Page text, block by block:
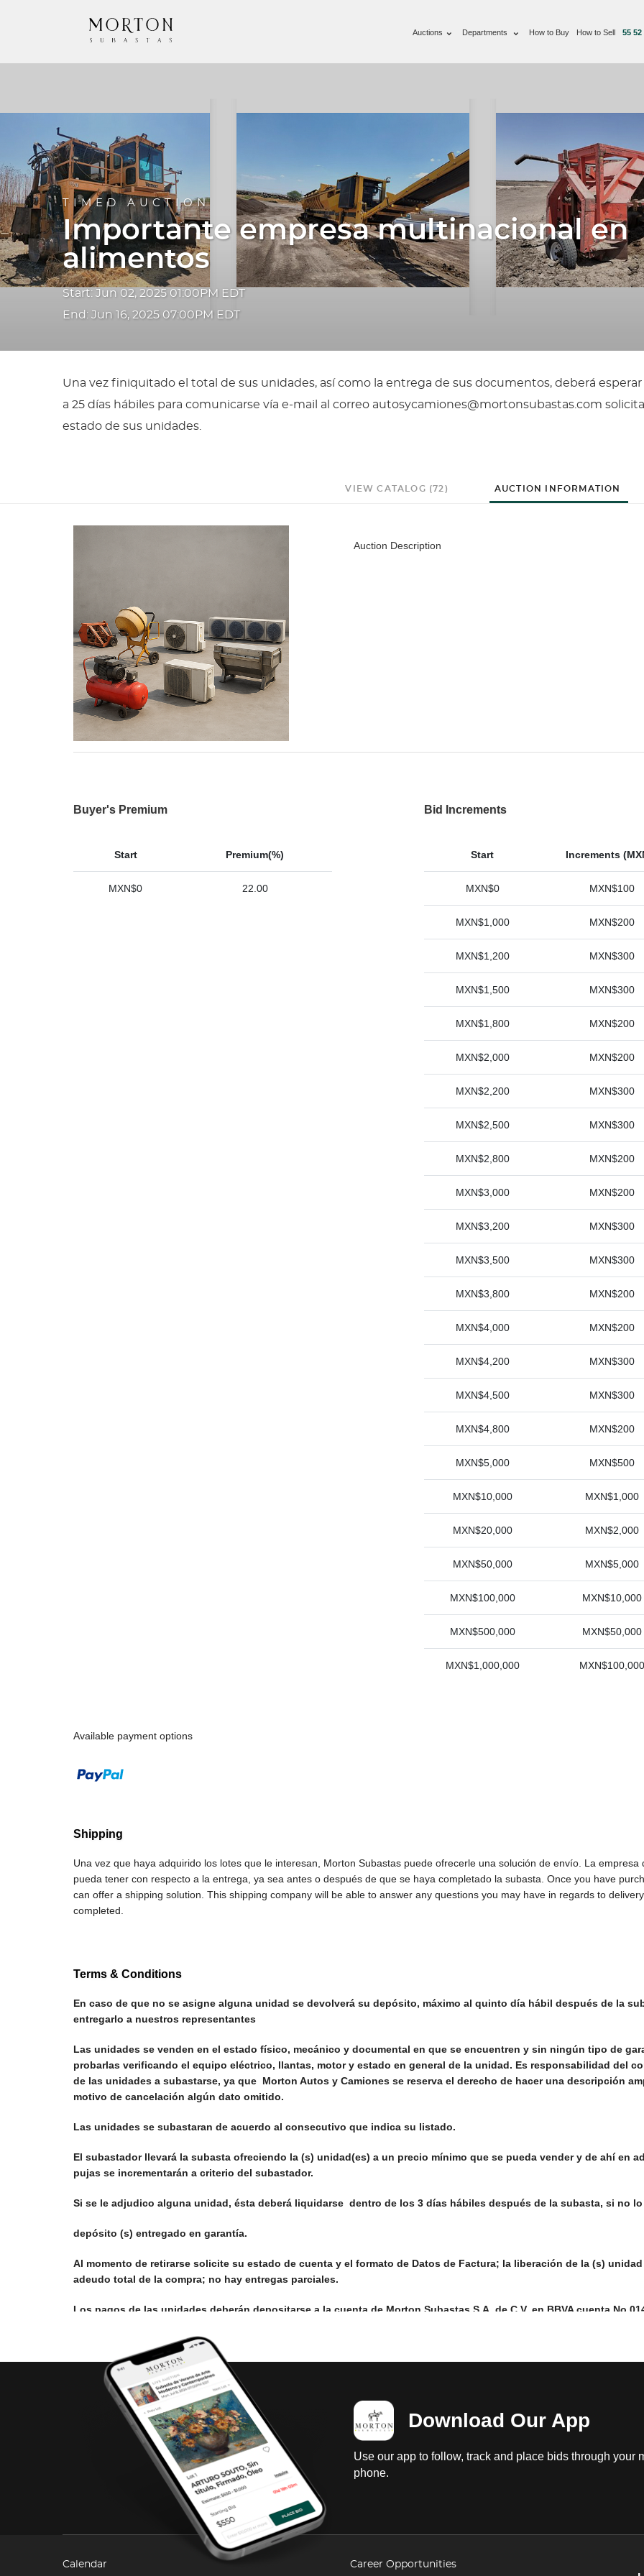
Auctions Departments How to Buy How to Sell 55 52
TIMED AUCTION
Importante empresa multinacional en
alimentos
Start: Jun 02, 2025 01:00PM EDT
End: Jun 16, 2025 07:00PM EDT
Una vez finiquitado el total de sus unidades, así como la entrega de sus documentos, deberá esperar
a 25 días hábiles para comunicarse vía e-mail al correo autosycamiones@mortonsubastas.com
estado de sus unidades.
VIEW CATALOG (72) AUCTION INFORMATION
Auction Description
Buyer's Premium
Start Premium(%)
MXN$0 22.00
Bid Increments
Start Increments
MXN$0 MXN$100
MXN$1,000 MXN$200
MXN$1,200 MXN$300
MXN$1,500 MXN$300
MXN$1,800 MXN$200
MXN$2,000 MXN$200
MXN$2,200 MXN$300
MXN$2,500 MXN$300
MXN$2,800 MXN$200
MXN$3,000 MXN$200
MXN$3,200 MXN$300
MXN$3,500 MXN$300
MXN$3,800 MXN$200
MXN$4,000 MXN$200
MXN$4,200 MXN$300
MXN$4,500 MXN$300
MXN$4,800 MXN$200
MXN$5,000 MXN$500
MXN$10,000 MXN$1,000
MXN$20,000 MXN$2,000
MXN$50,000 MXN$5,000
MXN$100,000 MXN$10,000
MXN$500,000 MXN$50,000
MXN$1,000,000 MXN$100,000
Available payment options
Shipping
Una vez que haya adquirido los lotes que le interesan, Morton Subastas puede ofrecerle una solución de envío. La
pueda tener con respecto a la entrega, ya sea antes o después de que se haya completado la subasta. Once you have
can offer a shipping solution. This shipping company will be able to answer any questions you may have in regards to
completed.
Terms & Conditions
En caso de que no se asigne alguna unidad se devolverá su depósito, máximo al quinto día hábil después de la
entregarlo a nuestros representantes
Las unidades se venden en el estado físico, mecánico y documental en que se encuentren y sin ningún tipo de
probarlas verificando el equipo eléctrico, llantas, motor y estado en general de la unidad. Es responsabilidad del
de las unidades a subastarse, ya que Morton Autos y Camiones se reserva el derecho de hacer una descripción
motivo de cancelación algún dato omitido.
Las unidades se subastaran de acuerdo al consecutivo que indica su listado.
El subastador llevará la subasta ofreciendo la (s) unidad(es) a un precio mínimo que se pueda vender y de ahí en
pujas se incrementarán a criterio del subastador.
Si se le adjudico alguna unidad, ésta deberá liquidarse dentro de los 3 días hábiles después de la subasta, si no
depósito (s) entregado en garantía.
Al momento de retirarse solicite su estado de cuenta y el formato de Datos de Factura; la liberación de la (s)
adeudo total de la compra; no hay entregas parciales.
Los pagos de las unidades deberán depositarse a la cuenta de Morton Subastas S.A. de C.V. en BBVA cuenta No
Suc. 1824, en CDMX. ó clabe interbancaria 012180001428745207; una vez realizado el depósito deberá enviar al
electrónico autosycamiones@mortonsubastas.com, la ficha bancaria correspondiente, formato de Datos de
de domicilio y cédula de RFC., en caso de facturar a persona Moral, agregar acta constitutiva y poder e
5283-3140 Ext. 3150 con la Srita. Elvira Reinares
Una vez que Morton Autos y Camiones haya hecho efectivo su depósito al Grupo Consignante, éste mismo
logotipo ni colores de la empresa, entregando los documentos necesarios para tramitar su propiedad; favor de
cada uno de los responsables en las agencia correspondientes, ya que el Grupo Consignante así como Morton
gastos de grúas, chóferes u otros conceptos generados por el retiro de las unidades sin previo aviso. Una vez
entendido la aceptación de la operación.
En caso de no recoger la (s) unidad (es) en el tiempo indicado, se cobrará la cantidad de $100.00 (Cien pesos 00/
y bodega que éstos generen, el retiro de las unidades no deberá de exceder los 15 días naturales después del
podrá disponer de la(s) unidad(es) para futuras subastas sin previo aviso al comprador, perdiendo todo derecho
Download Our App
Use our app to follow, track and place bids through your
phone.
Calendar
Career Opportunities